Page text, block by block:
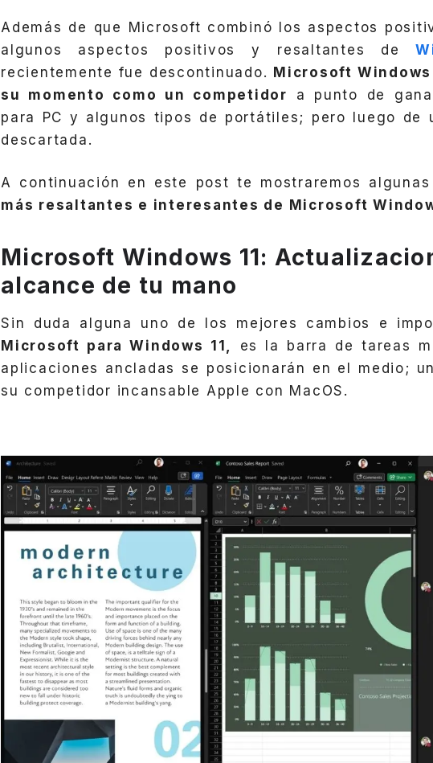
Además de que Microsoft combinó los aspectos
algunos aspectos positivos y resaltantes de
recientemente fue descontinuado. Microsoft
su momento como un competidor a punto de
para PC y algunos tipos de portátiles; pero luego de
descartada.
A continuación en este post te mostraremos
más resaltantes e interesantes de Microsoft
Microsoft Windows 11:
alcance de tu mano
Sin duda alguna uno de los mejores cambios e
Microsoft para Windows 11,
es la barra de tareas
aplicaciones ancladas se posicionarán en el medio;
su competidor incansable Apple con MacOS.